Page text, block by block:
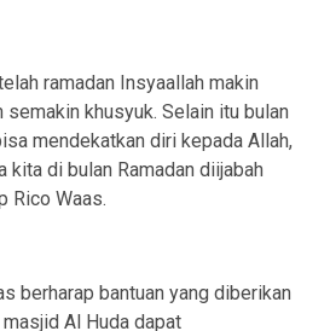
ramadan Insyaallah makin
semakin khusyuk. Selain itu bulan
mendekatkan diri kepada Allah,
kita di bulan Ramadan diijabah
Rico Waas.
berharap bantuan yang diberikan
Al Huda dapat